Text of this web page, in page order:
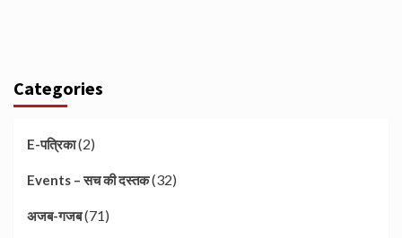
Categories
E-पत्रिका(2)
Events – सच की दस्तक(32)
अजब-गजब(71)